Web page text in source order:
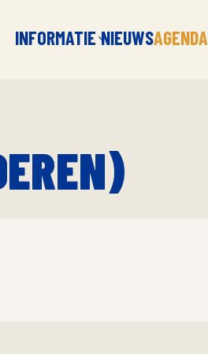
INFORMATIE NIEUWSAGENDA